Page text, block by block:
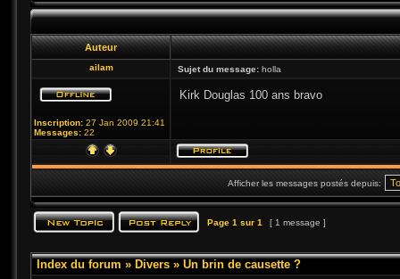
Auteur
ailam Sujet du message: holla
Inscription: 27 Jan 2009 21:41
Messages: 22
Kirk Douglas 100 ans bravo
Afficher les messages postés depuis:
Page 1 sur 1 [ 1 message ]
Index du forum » Divers » Un brin de causette ?